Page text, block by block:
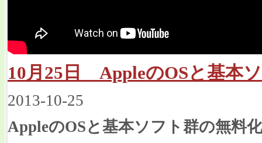
10月25日 AppleのOSと基本
2013-10-25
AppleのOSと基本ソフト群の無料化